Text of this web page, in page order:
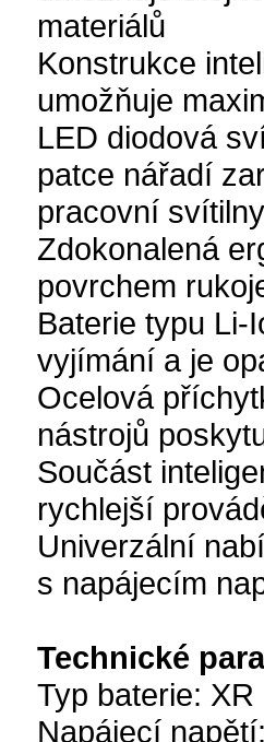
materiálů
Konstrukce
umožňuje
LED diodová
patce nářadí
pracovní svítilny
Zdokonalená
povrchem
Baterie typu
vyjímání a je
Ocelová
nástrojů
Součást
rychlejší
Univerzální
s napájecím
Technické
Typ baterie: XR
Napájecí